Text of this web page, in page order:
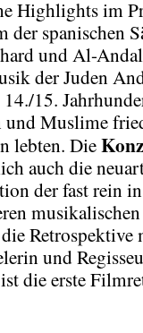
Highlights im
spanischen
und Al-
der Juden
15.
und Muslime
lebten. Die
auch die
der fast rein
und
die erste